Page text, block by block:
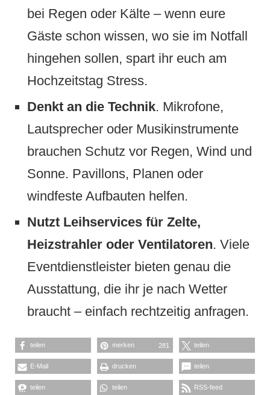
bei Regen oder Kälte – wenn eure
Gäste schon wissen, wo sie im Notfall
hingehen sollen, spart ihr euch am
Hochzeitstag Stress.
Denkt an die Technik. Mikrofone,
Lautsprecher oder Musikinstrumente
brauchen Schutz vor Regen, Wind und
Sonne. Pavillons, Planen oder
windfeste Aufbauten helfen.
Nutzt Leihservices für Zelte,
Heizstrahler oder Ventilatoren. Viele
Eventdienstleister bieten genau die
Ausstattung, die ihr je nach Wetter
braucht – einfach rechtzeitig anfragen.
teilen merken 281 teilen
E-Mail drucken teilen
teilen teilen RSS-feed